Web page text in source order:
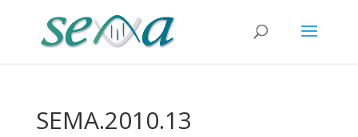
SEMA.2010.13